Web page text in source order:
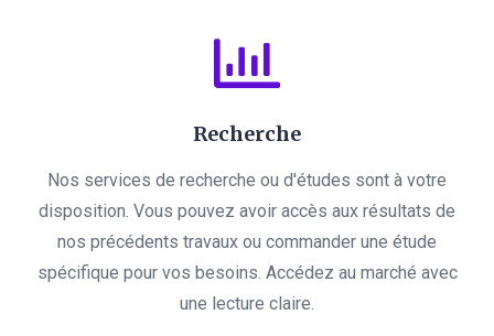
Recherche
Nos services de recherche ou d'études sont à votre
disposition. Vous pouvez avoir accès aux résultats de
nos précédents travaux ou commander une étude
spécifique pour vos besoins. Accédez au marché avec
une lecture claire.